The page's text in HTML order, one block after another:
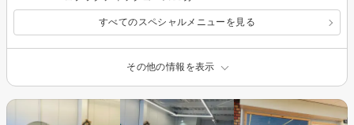
すべてのスペシャルメニューを見る
その他の情報を表示